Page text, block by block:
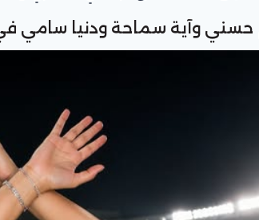
حسني وآية سماحة ودنيا سامي